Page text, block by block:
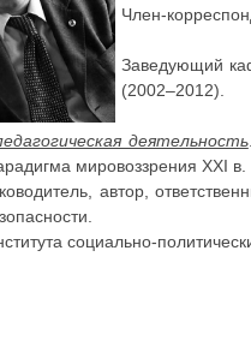
Член-
Заведующий
(2002–2012).
деятельность
мировоззрения XXI в.
автор,
социально-